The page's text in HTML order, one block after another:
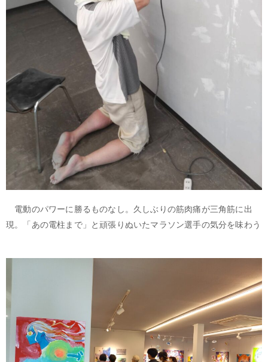
電動のパワーに勝るものなし。久しぶりの筋肉痛が三角筋に出
現。「あの電柱まで」と頑張りぬいたマラソン選手の気分を味わう